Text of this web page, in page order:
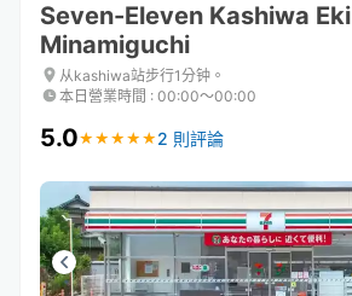
Seven-Eleven Kashiwa Eki
Minamiguchi
从kashiwa站步行1分钟。
本日營業時間 : 00:00〜00:00
5.0★ ★ ★ ★ ★
★ ★ ★ ★ ★ 2 則評論